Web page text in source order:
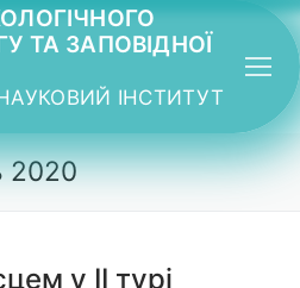
ТА ЗАПОВІДНОЇ
ІНСТИТУТ
2020
у ІІ турі